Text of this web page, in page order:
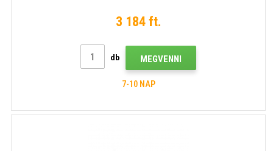
3 184 ft.
db MEGVENNI
7-10 NAP